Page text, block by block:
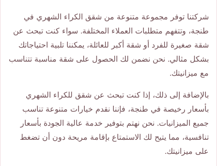
شركتنا توفر مجموعة متنوعة من شقق الكراء الشهري في
طنجة، وتتفهم متطلبات العملاء المختلفة. سواء كنت تبحث عن
شقة صغيرة للفرد أو شقة أكبر للعائلة، يمكننا تلبية احتياجاتك
بشكل مثالي. نحن نضمن لك الحصول على شقة مناسبة تتناسب
مع ميزانيتك.
بالإضافة إلى ذلك، إذا كنت تبحث عن شقق للكراء الشهري
بأسعار رخيصة في طنجة، فإننا نقدم خيارات متنوعة تناسب
جميع الميزانيات. نحن نهتم بتوفير خدمة عالية الجودة بأسعار
تنافسية، مما يتيح لك الاستمتاع بإقامة مريحة دون أن تضغط
على ميزانيتك.